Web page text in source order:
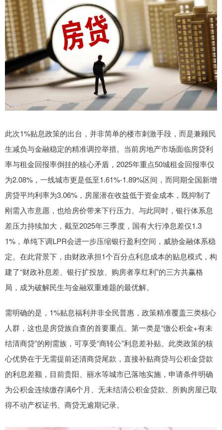
此次1%贴息政策的出台，并非简单的楼市刺激手段，而是兼顾民
生减负与金融稳定的精准调控举措。当前房地产市场面临房贷利
率与租金回报率倒挂的核心矛盾，2025年重点50城租金回报率仅
为2.08%，一线城市更是低至1.61%-1.89%区间，而同期全国新增
房贷平均利率为3.06%，房屋潜在收益低于资金成本，既抑制了
刚需入市意愿，也给房价带来下行压力。与此同时，银行体系息
差压力持续加大，截至2025年三季度，国有大行净息差仅1.3
1%，单纯下调LPR会进一步压缩银行盈利空间，威胁金融体系稳
定。在此背景下，由财政承担1个百分点利息成本的贴息模式，构
建了“财政补息差、银行扩投放、购房者享红利”的三方共赢格
局，成为破解民生与金融双重难题的最优解。
需明确的是，1%贴息福利并非全民普惠，政策精准覆盖三类核心
人群，这也是房贷族自查的首要重点。第一类是“缴公积金+有未
结清商贷”的刚需族，可享受“商转公”利息差补贴。此类政策的核
心优势在于无需提前还清商贷尾款，直接补贴商贷与公积金贷款
的利息差额，目前贵阳、丽水等城市已落地实施，申请条件明确
为公积金连续缴存满6个月、无未结清公积金贷款、所购房屋已取
得不动产权证书、商贷无逾期记录。